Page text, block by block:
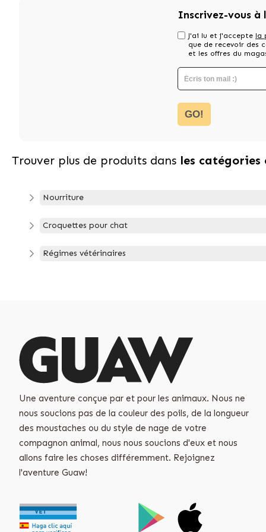
Inscrivez-vous à
J'ai lu et j'accepte la
que de recevoir des
et les offres du
GO!
Trouver plus de produits dans les catégories
Nourriture
Croquettes pour chat
Régimes vétérinaires
Une aventure conçue par et pour les animaux. Nous ne
nous soucions pas de la couleur des poils, de la longueur
des moustaches ou du style de nage de votre
compagnon animal, nous nous soucions d'eux et nous
allons faire les choses différemment. Rejoignez
l'aventure Guaw!